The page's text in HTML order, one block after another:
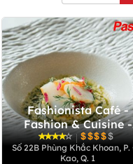
Fashionista Café -
Fashion & Cuisine -
Phùng Khắc Khoan
|
Số 22B Phùng Khắc Khoan, P. Đa
Kao, Q. 1